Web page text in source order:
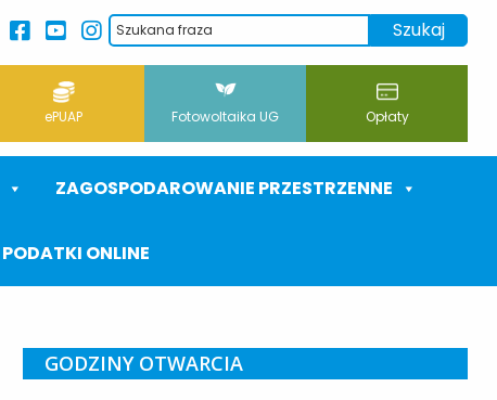
ePUAP Fotowoltaika UG Opłaty
ZAGOSPODAROWANIE PRZESTRZENNE
PODATKI ONLINE
GODZINY OTWARCIA